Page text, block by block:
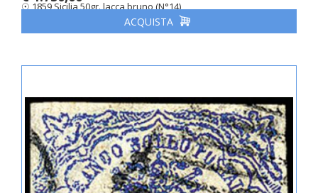
☉ 1859 Sicilia 50gr. lacca bruno (N°14)
ACQUISTA